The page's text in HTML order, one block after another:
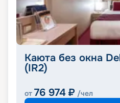
Каюта без окна
(IR2)
от 76 974 ₽ /чел